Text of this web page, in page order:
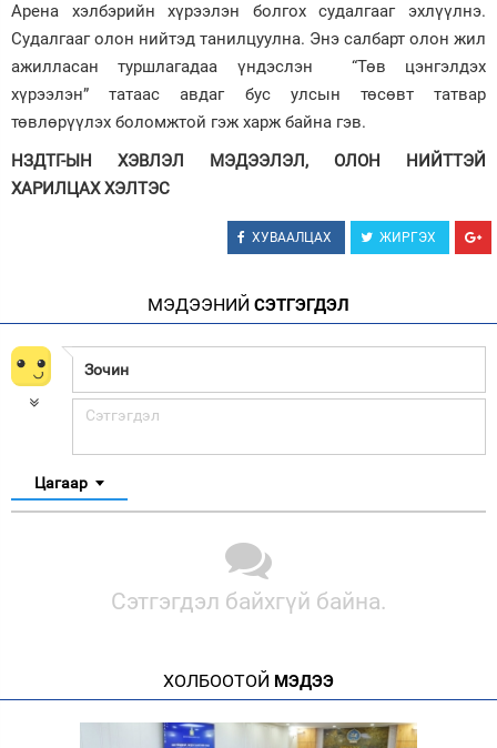
Арена хэлбэрийн хүрээлэн болгох судалгааг эхлүүлнэ.
Судалгааг олон нийтэд танилцуулна. Энэ салбарт олон жил
ажилласан туршлагадаа үндэслэн “Төв цэнгэлдэх
хүрээлэн” татаас авдаг бус улсын төсөвт татвар
төвлөрүүлэх боломжтой гэж харж байна гэв.
НЗДТГ-ЫН ХЭВЛЭЛ МЭДЭЭЛЭЛ, ОЛОН НИЙТТЭЙ
ХАРИЛЦАХ ХЭЛТЭС
ХУВААЛЦАХ ЖИРГЭХ
МЭДЭЭНИЙ СЭТГЭГДЭЛ
Цагаар
Сэтгэгдэл байхгүй байна.
ХОЛБООТОЙ МЭДЭЭ